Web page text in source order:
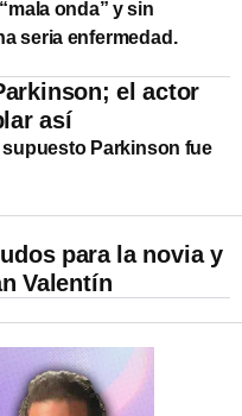
onda” y sin
seria enfermedad.
el actor
así
Parkinson fue
para la novia y
Valentín